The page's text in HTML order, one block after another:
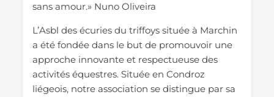
sans amour.» Nuno Oliveira
L’Asbl des écuries du triffoys située à Marchin
a été fondée dans le but de promouvoir une
approche innovante et respectueuse des
activités équestres. Située en Condroz
liégeois, notre association se distingue par sa